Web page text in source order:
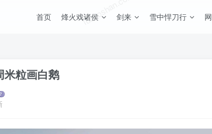
首页 烽火戏诸侯 剑来 雪中悍刀行
米粒画白鹅
luoposhan.com